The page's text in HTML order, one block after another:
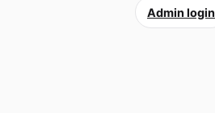
Admin login